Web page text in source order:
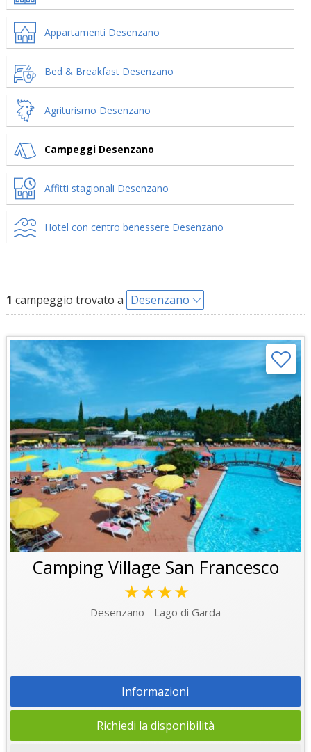
Appartamenti Desenzano
Bed & Breakfast Desenzano
Agriturismo Desenzano
Campeggi Desenzano
Affitti stagionali Desenzano
Hotel con centro benessere Desenzano
1 campeggio trovato a Desenzano
Camping Village San Francesco
★★★★
Desenzano - Lago di Garda
Informazioni
Richiedi la disponibilità